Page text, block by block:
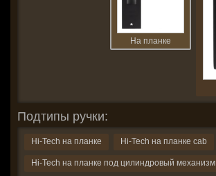
На планке
Подтипы ручки:
Hi-Tech на планке Hi-Tech на планке cab
Hi-Tech на планке под цилиндровый механизм